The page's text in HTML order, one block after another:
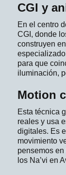
CGI y
En el centro
CGI, donde
construyen
para que
iluminación,
Motion
Esta técnica
reales y usa
digitales. Es
movimiento
pensemos
los Na’vi en